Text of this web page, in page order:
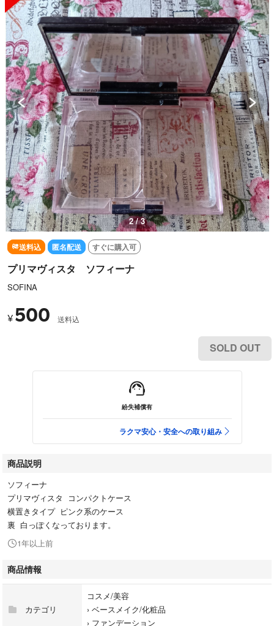
3 / 3
送料込 匿名配送 すぐに購入可
プリマヴィスタ ソフィーナ
SOFINA
¥ 500 送料込
SOLD OUT
紛失補償有
ラクマ安心・安全への取り組み
商品説明
ソフィーナ
プリマヴィスタ コンパクトケース
横置きタイプ ピンク系のケース
裏 白っぽくなっております。
1年以上前
商品情報
カテゴリ
コスメ/美容
› ベースメイク/化粧品
› ファンデーション